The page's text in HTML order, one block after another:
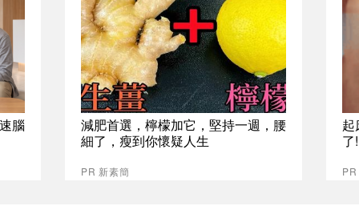
腦
減肥首選，檸檬加它，堅持一週，腰
細了，瘦到你懷疑人生
PR 新素簡
起
了